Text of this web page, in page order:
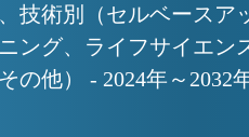
技術別（セルベース
ング、ライフサイエ
の他） - 2024年～